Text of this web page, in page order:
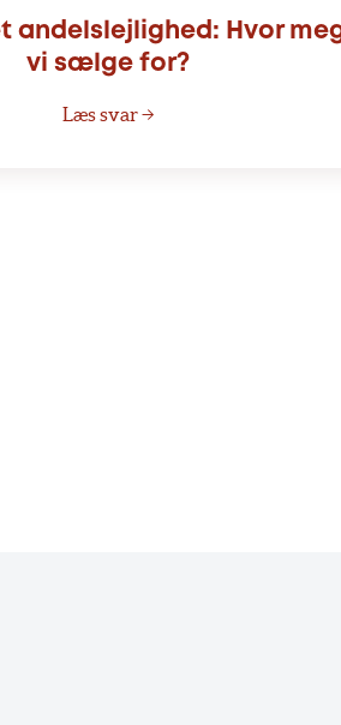
andelslejlighed: Hvor
vi sælge for?
Læs svar →